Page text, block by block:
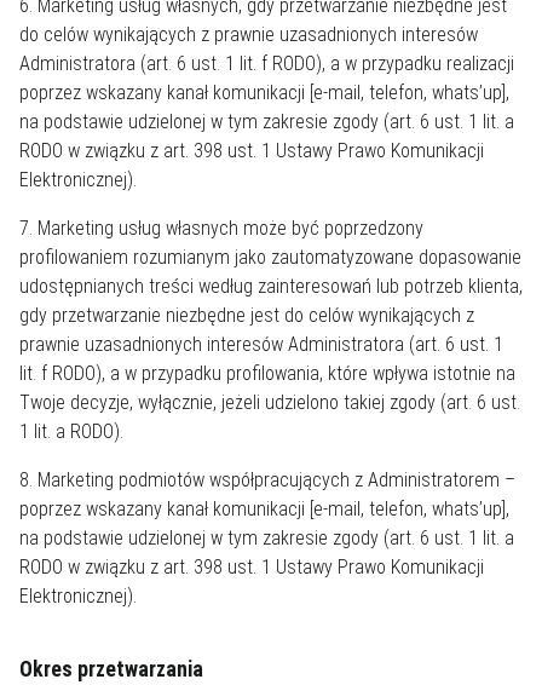
6. Marketing usług własnych, gdy przetwarzanie niezbędne jest
do celów wynikających z prawnie uzasadnionych interesów
Administratora (art. 6 ust. 1 lit. f RODO), a w przypadku realizacji
poprzez wskazany kanał komunikacji [e-mail, telefon, whats’up],
na podstawie udzielonej w tym zakresie zgody (art. 6 ust. 1 lit. a
RODO w związku z art. 398 ust. 1 Ustawy Prawo Komunikacji
Elektronicznej).
7. Marketing usług własnych może być poprzedzony
profilowaniem rozumianym jako zautomatyzowane dopasowanie
udostępnianych treści według zainteresowań lub potrzeb klienta,
gdy przetwarzanie niezbędne jest do celów wynikających z
prawnie uzasadnionych interesów Administratora (art. 6 ust. 1
lit. f RODO), a w przypadku profilowania, które wpływa istotnie na
Twoje decyzje, wyłącznie, jeżeli udzielono takiej zgody (art. 6 ust.
1 lit. a RODO).
8. Marketing podmiotów współpracujących z Administratorem –
poprzez wskazany kanał komunikacji [e-mail, telefon, whats’up],
na podstawie udzielonej w tym zakresie zgody (art. 6 ust. 1 lit. a
RODO w związku z art. 398 ust. 1 Ustawy Prawo Komunikacji
Elektronicznej).
Okres przetwarzania